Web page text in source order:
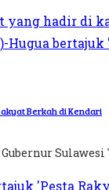
Berkah di Kendari
Sulawesi